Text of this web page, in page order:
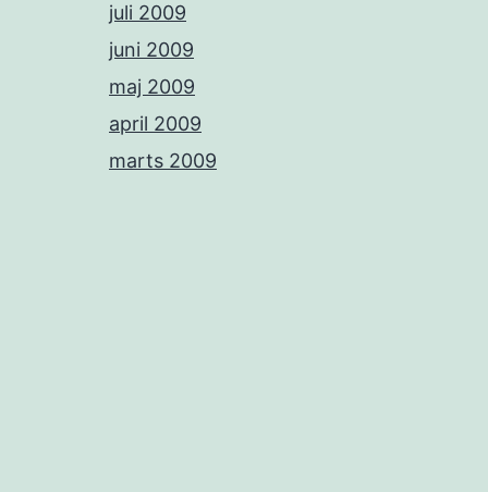
juli 2009
juni 2009
maj 2009
april 2009
marts 2009